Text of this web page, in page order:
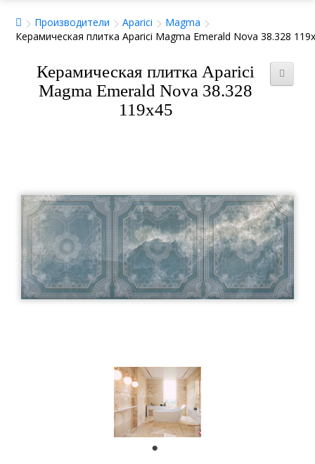
Производители Aparici
Magma
Керамическая плитка Aparici Magma Emerald Nova 38.328
Керамическая плитка Aparici
Magma Emerald Nova 38.328
119x45